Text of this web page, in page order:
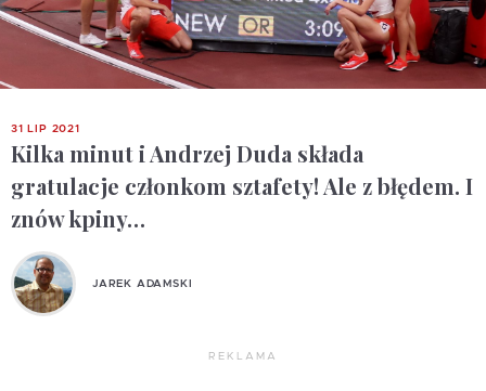
31 LIP 2021
Kilka minut i Andrzej Duda składa
gratulacje członkom sztafety! Ale z błędem. I
znów kpiny…
JAREK ADAMSKI
REKLAMA